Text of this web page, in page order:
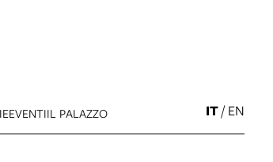
EVENTIIL PALAZZO IT/EN